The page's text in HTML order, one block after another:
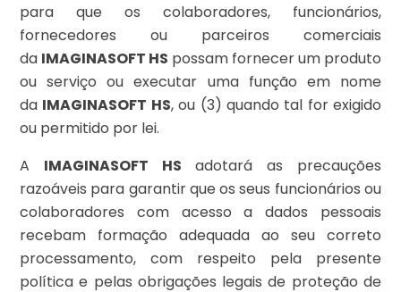
para que os colaboradores, funcionários,
fornecedores ou parceiros comerciais
da IMAGINASOFT HS possam fornecer um produto
ou serviço ou executar uma função em nome
da IMAGINASOFT HS, ou (3) quando tal for exigido
ou permitido por lei.
A IMAGINASOFT HS adotará as precauções
razoáveis para garantir que os seus funcionários ou
colaboradores com acesso a dados pessoais
recebam formação adequada ao seu correto
processamento, com respeito pela presente
política e pelas obrigações legais de proteção de